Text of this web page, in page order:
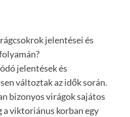
jelentései és
jelentések és
változtak az idők során.
bizonyos virágok sajátos
viktoriánus korban egy